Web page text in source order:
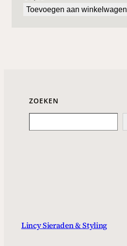
Toevoegen aan winkelwagen
ZOEKEN
Lincy Sieraden & Styling